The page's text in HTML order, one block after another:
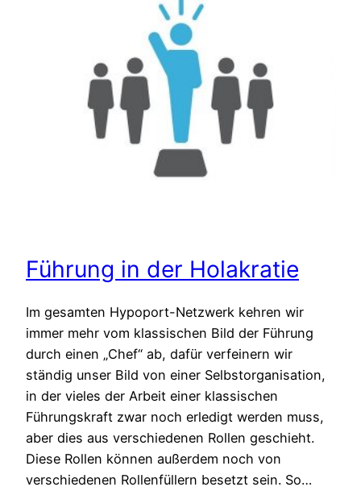
Führung in der Holakratie
Im gesamten Hypoport-Netzwerk kehren wir
immer mehr vom klassischen Bild der Führung
durch einen „Chef“ ab, dafür verfeinern wir
ständig unser Bild von einer Selbstorganisation,
in der vieles der Arbeit einer klassischen
Führungskraft zwar noch erledigt werden muss,
aber dies aus verschiedenen Rollen geschieht.
Diese Rollen können außerdem noch von
verschiedenen Rollenfüllern besetzt sein. So…